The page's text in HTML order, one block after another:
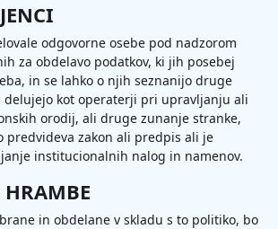
odgovorne osebe pod nadzorom
za obdelavo podatkov, ki jih posebej
in se lahko o njih seznanijo druge
delujejo kot operaterji pri upravljanju ali
orodij, ali druge zunanje stranke,
predvideva zakon ali predpis ali je
institucionalnih nalog in namenov.
HRAMBE
in obdelane v skladu s to politiko, bo